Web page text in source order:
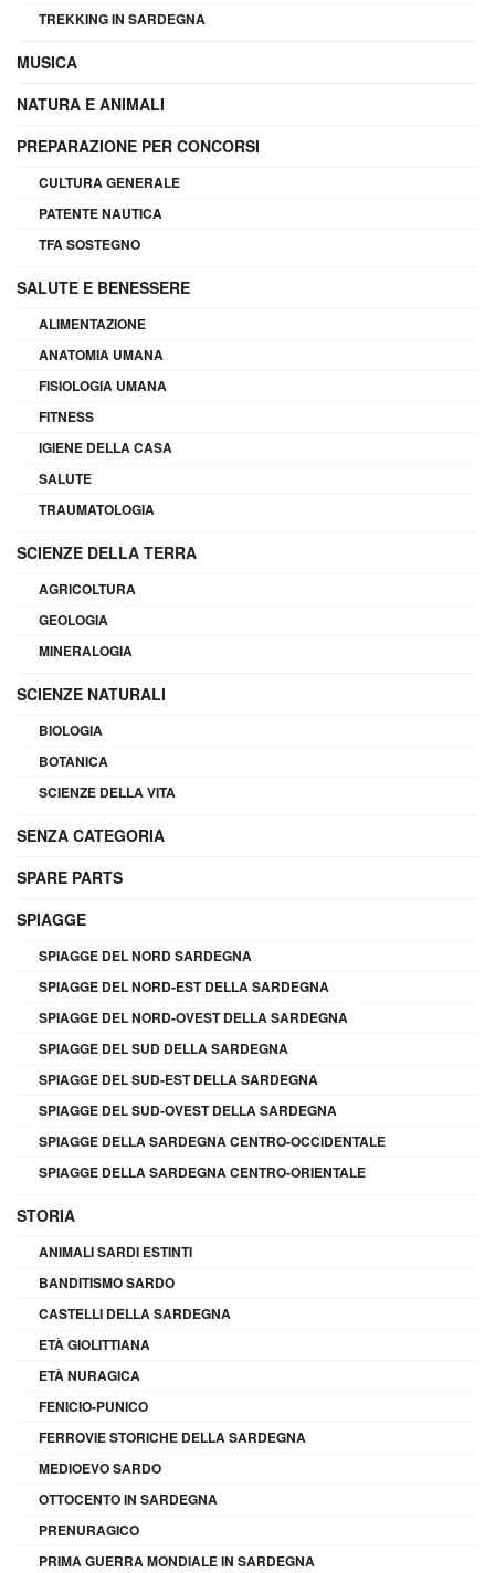
TREKKING IN SARDEGNA
MUSICA
NATURA E ANIMALI
PREPARAZIONE PER CONCORSI
CULTURA GENERALE
PATENTE NAUTICA
TFA SOSTEGNO
SALUTE E BENESSERE
ALIMENTAZIONE
ANATOMIA UMANA
FISIOLOGIA UMANA
FITNESS
IGIENE DELLA CASA
SALUTE
TRAUMATOLOGIA
SCIENZE DELLA TERRA
AGRICOLTURA
GEOLOGIA
MINERALOGIA
SCIENZE NATURALI
BIOLOGIA
BOTANICA
SCIENZE DELLA VITA
SENZA CATEGORIA
SPARE PARTS
SPIAGGE
SPIAGGE DEL NORD SARDEGNA
SPIAGGE DEL NORD-EST DELLA SARDEGNA
SPIAGGE DEL NORD-OVEST DELLA SARDEGNA
SPIAGGE DEL SUD DELLA SARDEGNA
SPIAGGE DEL SUD-EST DELLA SARDEGNA
SPIAGGE DEL SUD-OVEST DELLA SARDEGNA
SPIAGGE DELLA SARDEGNA CENTRO-OCCIDENTALE
SPIAGGE DELLA SARDEGNA CENTRO-ORIENTALE
STORIA
ANIMALI SARDI ESTINTI
BANDITISMO SARDO
CASTELLI DELLA SARDEGNA
ETÀ GIOLITTIANA
ETÀ NURAGICA
FENICIO-PUNICO
FERROVIE STORICHE DELLA SARDEGNA
MEDIOEVO SARDO
OTTOCENTO IN SARDEGNA
PRENURAGICO
PRIMA GUERRA MONDIALE IN SARDEGNA